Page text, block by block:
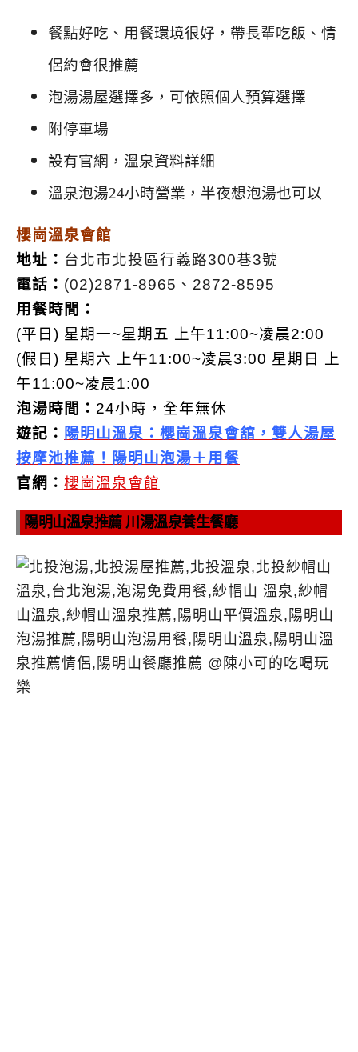
餐點好吃、用餐環境很好，帶長輩吃飯、情
侶約會很推薦
泡湯湯屋選擇多，可依照個人預算選擇
附停車場
設有官網，溫泉資料詳細
溫泉泡湯24小時營業，半夜想泡湯也可以
櫻崗溫泉會館
地址： 台北市北投區行義路300巷3號
電話： (02)2871-8965、2872-8595
用餐時間：
(平日) 星期一~星期五 上午11:00~凌晨2:00
(假日) 星期六 上午11:00~凌晨3:00 星期日 上
午11:00~凌晨1:00
泡湯時間： 24小時，全年無休
遊記： 陽明山溫泉：櫻崗溫泉會舘，雙人湯屋
按摩池推薦！陽明山泡湯＋用餐
官網： 櫻崗溫泉會館
陽明山溫泉推薦 川湯溫泉養生餐廳